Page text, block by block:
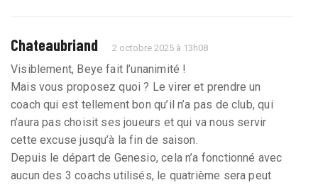
Chateaubriand 2 octobre 2025 à 13h08
Visiblement, Beye fait l’unanimité !
Mais vous proposez quoi ? Le virer et prendre un
coach qui est tellement bon qu’il n’a pas de club, qui
n’aura pas choisit ses joueurs et qui va nous servir
cette excuse jusqu’à la fin de saison.
Depuis le départ de Genesio, cela n’a fonctionné avec
aucun des 3 coachs utilisés, le quatrième sera peut